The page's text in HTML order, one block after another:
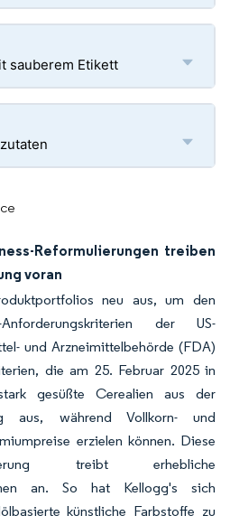
sauberem Etikett
Reformulierungen treiben
voran
neu aus, um den
Anforderungskriterien der US-
und Arzneimittelbehörde (FDA)
die am 25. Februar 2025 in
gesüßte Cerealien aus der
aus, während Vollkorn- und
erzielen können. Diese
treibt erhebliche
an. So hat Kellogg's sich
künstliche Farbstoffe zu